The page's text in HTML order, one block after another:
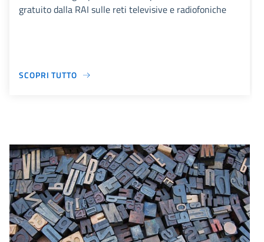
gratuito dalla RAI sulle reti televisive e radiofoniche
SCOPRI TUTTO